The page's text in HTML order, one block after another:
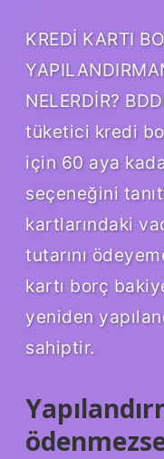
KREDİ KARTI
NELERDİR?
tüketici kredi
için 60 aya
seçeneğini
kartlarındaki
tutarını
kartı borç
yeniden
sahiptir.